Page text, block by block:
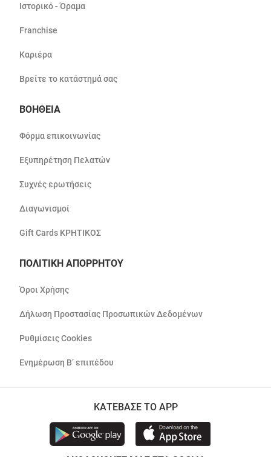
Ιστορικό - Όραμα
Franchise
Καριέρα
Βρείτε το κατάστημά σας
ΒΟΗΘΕΙΑ
Φόρμα επικοινωνίας
Εξυπηρέτηση Πελατών
Συχνές ερωτήσεις
Διαγωνισμοί
Gift Cards ΚΡΗΤΙΚΟΣ
ΠΟΛΙΤΙΚΗ ΑΠΟΡΡΗΤΟΥ
Όροι Χρήσης
Δήλωση Προστασίας Προσωπικών Δεδομένων
Ρυθμίσεις Cookies
Ενημέρωση Β’ επιπέδου
ΚΑΤΕΒΑΣΕ ΤΟ APP